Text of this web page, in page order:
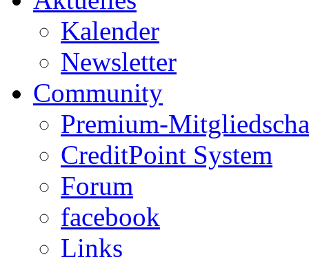
Kalender
Newsletter
Community
Premium-
CreditPoint System
Forum
facebook
Links